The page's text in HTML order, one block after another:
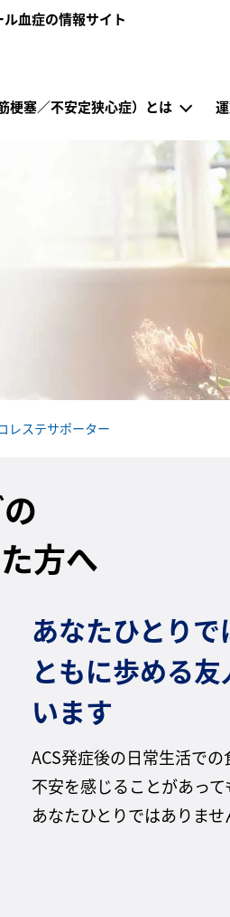
メインコンテンツに移動
血症の情報サイト
梗塞／不安定狭心症）とは
レステサポーター
方へ
あなたひとり
ともに歩める
います
ACS発症後の日常生活での
不安を感じることがあって
あなたひとりではありませ